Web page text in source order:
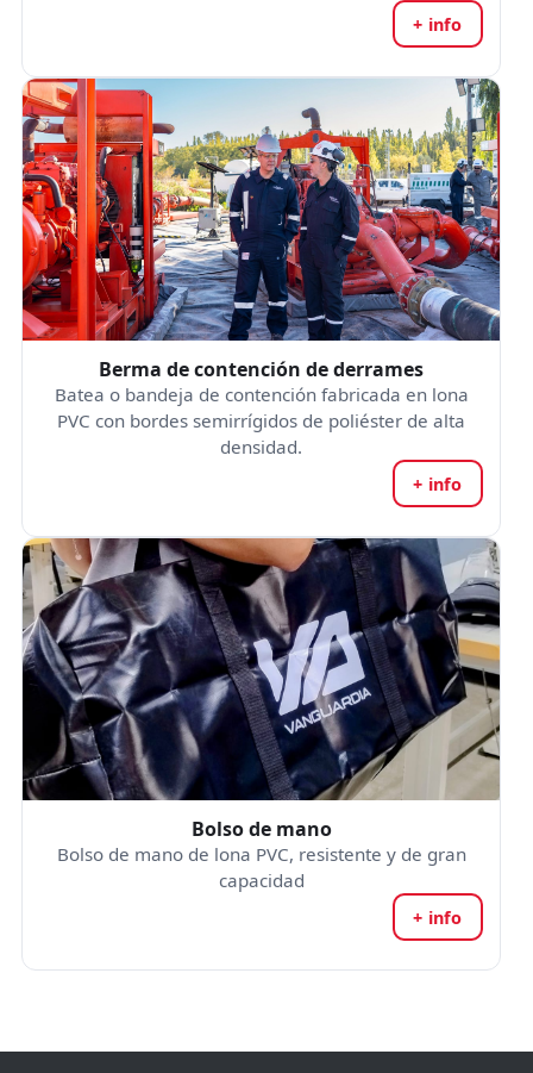
+ info
Berma de contención de derrames
Batea o bandeja de contención fabricada en lona
PVC con bordes semirrígidos de poliéster de alta
densidad.
+ info
Bolso de mano
Bolso de mano de lona PVC, resistente y de gran
capacidad
+ info